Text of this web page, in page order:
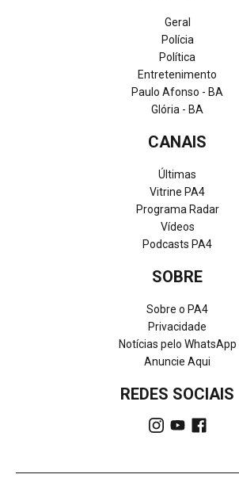
Geral
Polícia
Política
Entretenimento
Paulo Afonso - BA
Glória - BA
CANAIS
Últimas
Vitrine PA4
Programa Radar
Vídeos
Podcasts PA4
SOBRE
Sobre o PA4
Privacidade
Notícias pelo WhatsApp
Anuncie Aqui
REDES SOCIAIS